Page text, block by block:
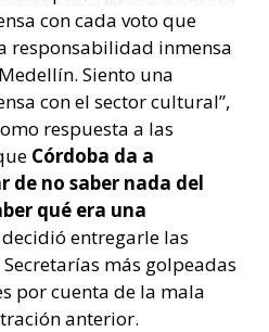
con cada voto que
responsabilidad inmensa
Siento una
con el sector cultural”,
respuesta a las
Córdoba da a
de no saber nada del
qué era una
entregarle las
más golpeadas
por cuenta de la mala
anterior.